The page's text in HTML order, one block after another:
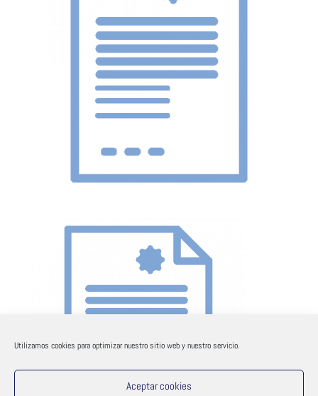
Utilizamos cookies para optimizar nuestro sitio web y nuestro servicio.
Aceptar cookies